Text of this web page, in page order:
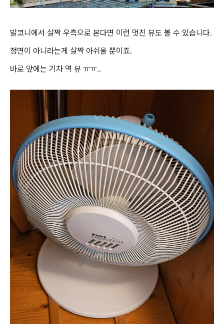
발코니에서 살짝 우측으로 본다면 이런 멋진 뷰도 볼 수 있습니다.
정면이 아니라는게 살짝 아쉬울 뿐이죠.
바로 앞에는 기차 역 뷰 ㅠㅠ..